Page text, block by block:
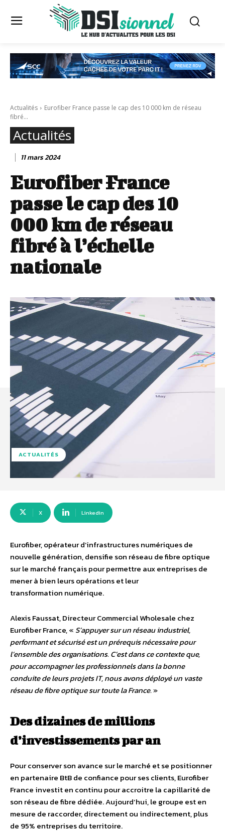
Actualités
Eurofiber France passe le cap des 10 000 km de réseau
fibré...
Actualités
11 mars 2024
Eurofiber France
passe le cap des 10
000 km de réseau
fibré à l’échelle
nationale
ACTUALITÉS
X Linkedin
Eurofiber, opérateur d’infrastructures numériques de
nouvelle génération, densifie son réseau de fibre optique
sur le marché français pour permettre aux entreprises de
mener à bien leurs opérations et leur
transformation numérique.
Alexis Faussat, Directeur Commercial Wholesale chez
Eurofiber France, « S’appuyer sur un réseau industriel,
performant et sécurisé est un prérequis nécessaire pour
l’ensemble des organisations. C’est dans ce contexte que,
pour accompagner les professionnels dans la bonne
conduite de leurs projets IT, nous avons déployé un vaste
réseau de fibre optique sur toute la France.»
Des dizaines de millions
d’investissements par an
Pour conserver son avance sur le marché et se positionner
en partenaire BtB de confiance pour ses clients, Eurofiber
France investit en continu pour accroitre la capillarité de
son réseau de fibre dédiée. Aujourd’hui, le groupe est en
mesure de raccorder, directement ou indirectement, plus
de 95% entreprises du territoire.